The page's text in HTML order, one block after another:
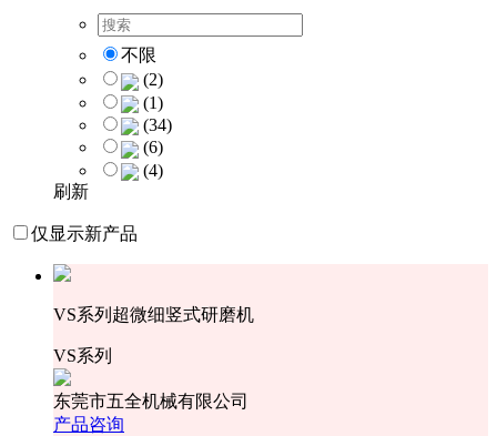
不限
(2)
(1)
(34)
(6)
(4)
刷新
仅显示新产品
VS系列超微细竖式研磨机
VS系列
东莞市五全机械有限公司
产品咨询